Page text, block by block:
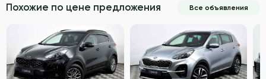
Похожие по цене предложения Все объявления